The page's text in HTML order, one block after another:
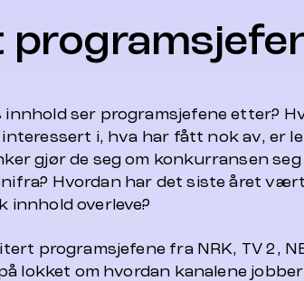
innhold ser programsjefene etter?
interessert i, hva har fått nok av, er
gjør de seg om konkurransen seg
Hvordan har det siste året
innhold overleve?
programsjefene fra NRK, TV 2,
lokket om hvordan kanalene